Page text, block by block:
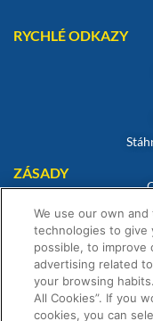
RYCHLÉ ODKAZY
ZÁSADY
Zásady
We use our own
technologies to give
possible, to improve
advertising related
your browsing
All Cookies”. If you
cookies, you can